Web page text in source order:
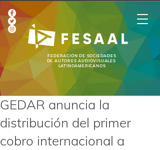
FEDERACIÓN DE SOCIEDADES
DE AUTORES AUDIOVISUALES
LATINOAMERICANOS
GEDAR anuncia la
distribución del primer
cobro internacional a